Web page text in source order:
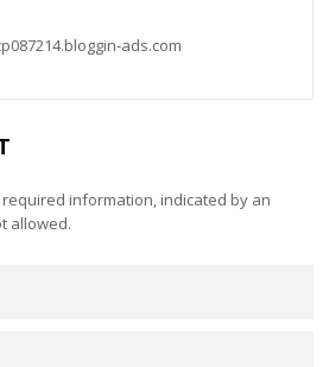
ads.com
information, indicated by an
allowed.